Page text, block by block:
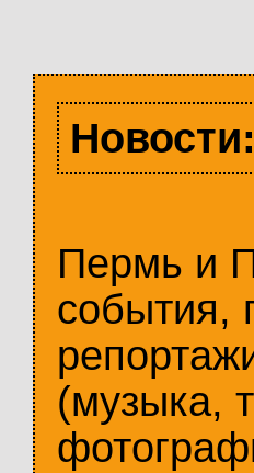
Новости:
Пермь и
события,
(музыка,